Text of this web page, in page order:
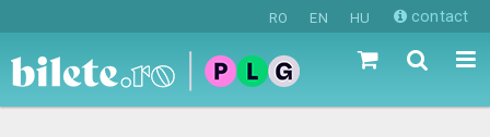
RO EN HU contact